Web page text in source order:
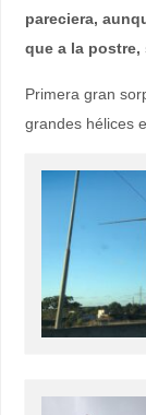
pareciera,
que a la
Primera gran
grandes hélices